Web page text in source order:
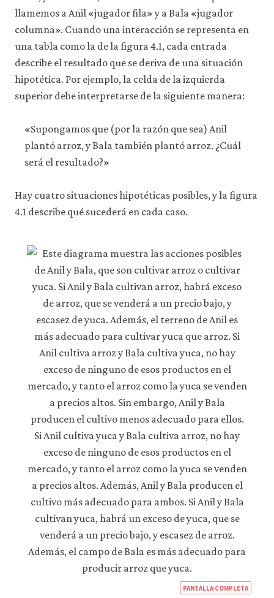
llamemos a Anil «jugador fila» y a Bala «jugador
columna». Cuando una interacción se representa en
una tabla como la de la figura 4.1, cada entrada
describe el resultado que se deriva de una situación
hipotética. Por ejemplo, la celda de la izquierda
superior debe interpretarse de la siguiente manera:
«Supongamos que (por la razón que sea) Anil
plantó arroz, y Bala también plantó arroz. ¿Cuál
será el resultado?»
Hay cuatro situaciones hipotéticas posibles, y la figura
4.1 describe qué sucederá en cada caso.
PANTALLA COMPLETA